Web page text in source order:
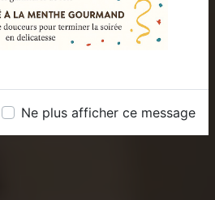
Ne plus afficher ce message
Contactez nous